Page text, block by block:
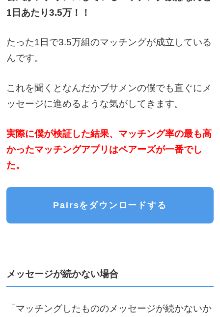
1日あたり3.5万！！
たった1日で3.5万組のマッチングが成立している
んです。
これを聞くとなんだかブサメンの僕でも直ぐにメ
ッセージに進めるような気がしてきます。
実際に僕が検証した結果、マッチング率の最も高
かったマッチングアプリはペアーズが一番でし
た。
Pairsをダウンロードする
メッセージが続かない場合
「マッチングしたもののメッセージが続かないか